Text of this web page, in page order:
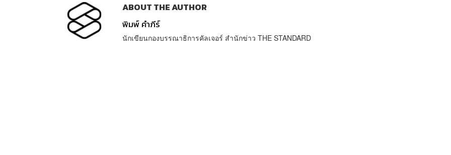
ABOUT THE AUTHOR
พิมพ์ คำภีร์
นักเขียนกองบรรณาธิการคัลเจอร์ สำนักข่าว THE STANDARD